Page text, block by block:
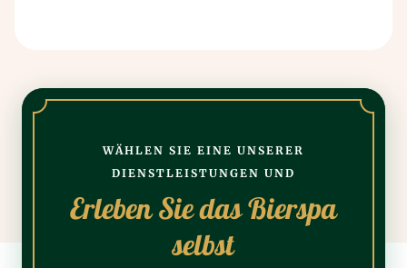
WÄHLEN SIE EINE UNSERER
DIENSTLEISTUNGEN UND
Erleben Sie das Bierspa
selbst